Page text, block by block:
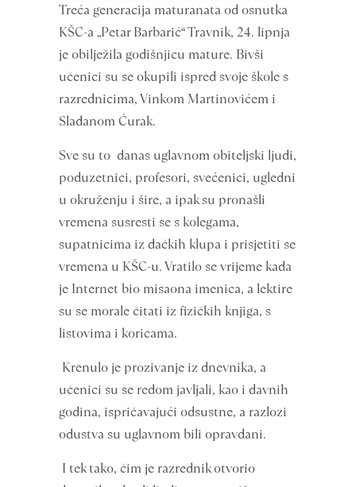
Treća generacija maturanata od osnutka
KŠC-a „Petar Barbarić“ Travnik, 24. lipnja
je obilježila godišnjicu mature. Bivši
učenici su se okupili ispred svoje škole s
razrednicima, Vinkom Martinovićem i
Slađanom Ćurak.
Sve su to danas uglavnom obiteljski ljudi,
poduzetnici, profesori, svećenici, ugledni
u okruženju i šire, a ipak su pronašli
vremena susresti se s kolegama,
supatnicima iz đačkih klupa i prisjetiti se
vremena u KŠC-u. Vratilo se vrijeme kada
je Internet bio misaona imenica, a lektire
su se morale čitati iz fizičkih knjiga, s
listovima i koricama.
Krenulo je prozivanje iz dnevnika, a
učenici su se redom javljali, kao i davnih
godina, ispričavajući odsustne, a razlozi
odustva su uglavnom bili opravdani.
I tek tako, čim je razrednik otvorio